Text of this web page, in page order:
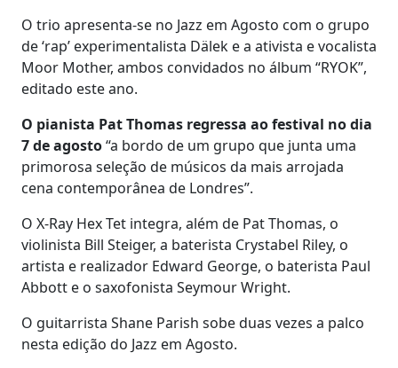
O trio apresenta-se no Jazz em Agosto com o grupo
de ‘rap’ experimentalista Dälek e a ativista e vocalista
Moor Mother, ambos convidados no álbum “RYOK”,
editado este ano.
O pianista Pat Thomas regressa ao festival no dia
7 de agosto“a bordo de um grupo que junta uma
primorosa seleção de músicos da mais arrojada
cena contemporânea de Londres”.
O X-Ray Hex Tet integra, além de Pat Thomas, o
violinista Bill Steiger, a baterista Crystabel Riley, o
artista e realizador Edward George, o baterista Paul
Abbott e o saxofonista Seymour Wright.
O guitarrista Shane Parish sobe duas vezes a palco
nesta edição do Jazz em Agosto.